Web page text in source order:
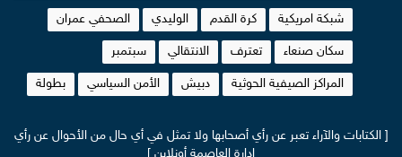
شبكة امريكية كرة القدم الوليدي الصحفي عمران
سكان صنعاء تعترف الانتقالي سبتمبر
المراكز الصيفية الحوثية دبيش الأمن السياسي بطولة
[ الكتابات والآراء تعبر عن رأي أصحابها ولا تمثل في أي حال من الأحوال عن رأي
إدارة العاصمة أونلاين ]